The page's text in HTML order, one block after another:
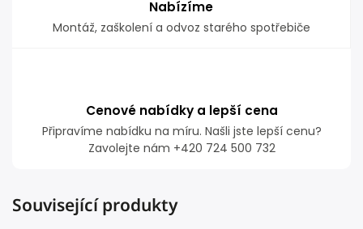
Nabízíme
Montáž, zaškolení a odvoz starého spotřebiče
Cenové nabídky a lepší cena
Připravíme nabídku na míru. Našli jste lepší cenu?
Zavolejte nám +420 724 500 732
Související produkty